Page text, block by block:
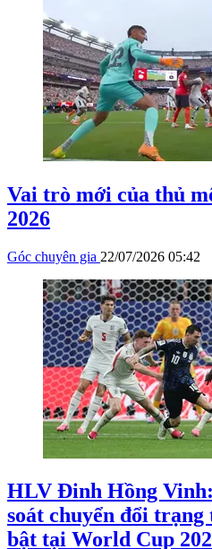
Vai trò mới của thủ
2026
Góc chuyên gia 22/07/2026 05:42
HLV Đinh Hồng
soát chuyển đổi
bật tại World Cup